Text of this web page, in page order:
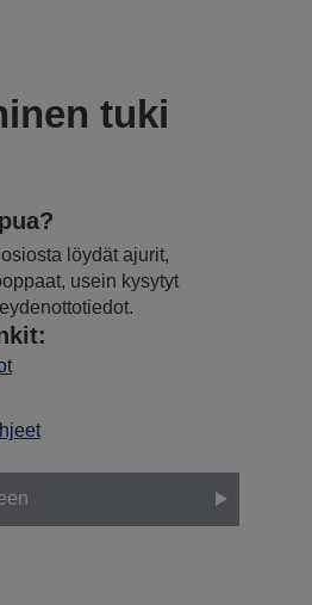
tuki
löydät ajurit,
usein kysytyt